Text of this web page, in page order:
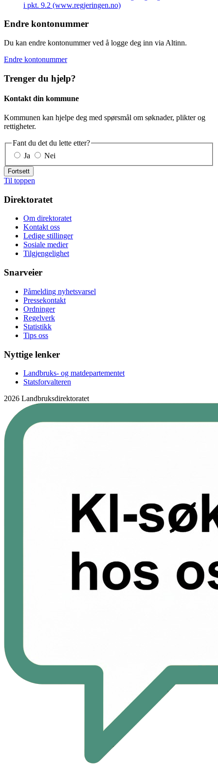
i pkt. 9.2 (www.regjeringen.no)
Endre kontonummer
Du kan endre kontonummer ved å logge deg inn via Altinn.
Endre kontonummer
Trenger du hjelp?
Kontakt din kommune
Kommunen kan hjelpe deg med spørsmål om søknader, plikter og
rettigheter.
Fant du det du lette etter?
Ja
Nei
Fortsett
Til toppen
Direktoratet
Om direktoratet
Kontakt oss
Ledige stillinger
Sosiale medier
Tilgjengelighet
Snarveier
Påmelding nyhetsvarsel
Pressekontakt
Ordninger
Regelverk
Statistikk
Tips oss
Nyttige lenker
Landbruks- og matdepartementet
Statsforvalteren
2026 Landbruksdirektoratet